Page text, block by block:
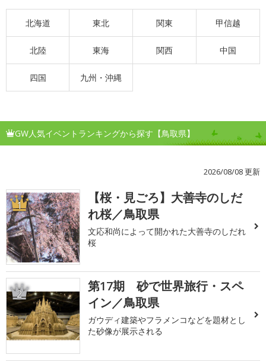
北海道 東北 関東 甲信越
北陸 東海 関西 中国
四国 九州・沖縄
GW人気イベントランキングから探す【鳥取県】
2026/08/08 更新
1
【桜・見ごろ】大善寺のしだ
れ桜／鳥取県
文応和尚によって開かれた大善寺のしだれ
桜
2
第17期 砂で世界旅行・スペ
イン／鳥取県
ガウディ建築やフラメンコなどを題材とし
た砂像が展示される